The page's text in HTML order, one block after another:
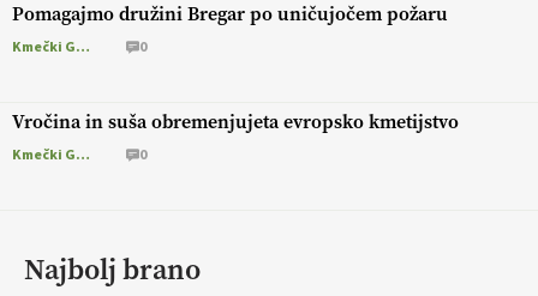
Pomagajmo družini Bregar po uničujočem požaru
Kmečki Glas 0
Vročina in suša obremenjujeta evropsko kmetijstvo
Kmečki Glas 0
Najbolj brano